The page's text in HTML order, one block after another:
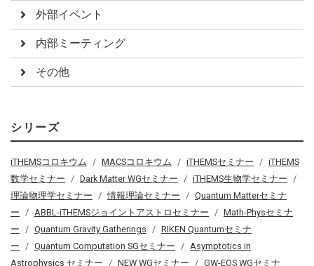
外部イベント
内部ミーティング
その他
シリーズ
iTHEMSコロキウム MACSコロキウム iTHEMSセミナー
iTHEMS
数学セミナー
Dark Matter WGセミナー
iTHEMS生物学セミナー
理論物理学セミナー
情報理論セミナー
Quantum Matterセミナ
ー
ABBL-iTHEMSジョイントアストロセミナー
Math-Physセミナ
ー
Quantum Gravity Gatherings
RIKEN Quantumセミナ
ー
Quantum Computation SGセミナー
Asymptotics in
Astrophysics セミナー
NEW WGセミナー
GW-EOS WGセミナ